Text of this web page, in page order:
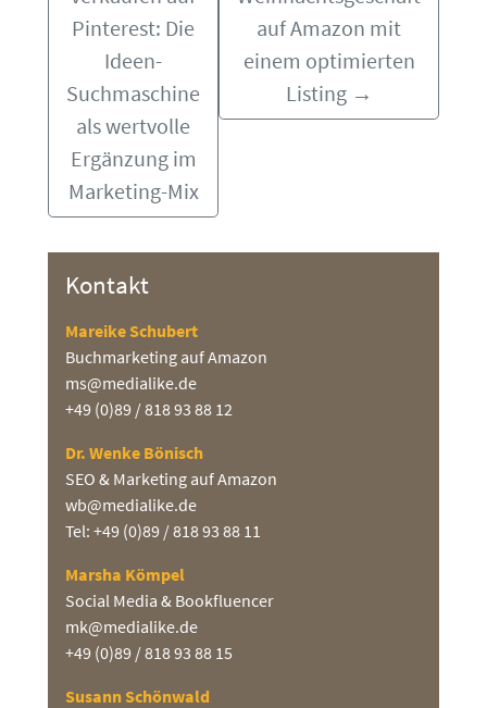
Pinterest: Die
Ideen-
Suchmaschine
als wertvolle
Ergänzung im
Marketing-Mix
auf Amazon mit
einem optimierten
Listing →
Kontakt
Mareike Schubert
Buchmarketing auf Amazon
ms@medialike.de
+49 (0)89 / 818 93 88 12
Dr. Wenke Bönisch
SEO & Marketing auf Amazon
wb@medialike.de
Tel: +49 (0)89 / 818 93 88 11
Marsha Kömpel
Social Media & Bookfluencer
mk@medialike.de
+49 (0)89 / 818 93 88 15
Susann Schönwald